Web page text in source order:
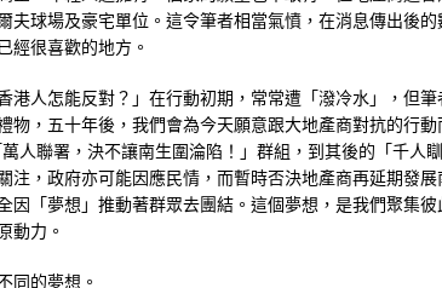
夫球場及豪宅單位。這令筆者相當氣憤，在消息傳出後
經很喜歡的地方。
港人怎能反對？」在行動初期，常常遭「潑冷水」，但筆
物，五十年後，我們會為今天願意跟大地產商對抗的行動
人聯署，決不讓南生圍淪陷！」群組，到其後的「千人
注，政府亦可能因應民情，而暫時否決地產商再延期發展
因「夢想」推動著群眾去團結。這個夢想，是我們聚集
動力。
同的夢想。